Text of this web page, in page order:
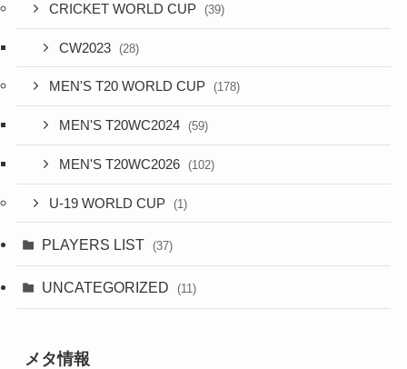
CRICKET WORLD CUP (39)
CW2023 (28)
MEN'S T20 WORLD CUP (178)
MEN'S T20WC2024 (59)
MEN'S T20WC2026 (102)
U-19 WORLD CUP (1)
PLAYERS LIST (37)
UNCATEGORIZED (11)
メタ情報